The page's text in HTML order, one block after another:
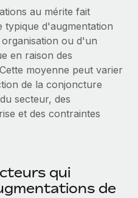
présélection des
sur les risques en
de l'IA, a développé
Remote
des infrastructures open
: du local à
au mérite fait
d'augmentation
ou d'un
en raison des
moyenne peut varier
de la conjoncture
secteur, des
et des contraintes
qui
de